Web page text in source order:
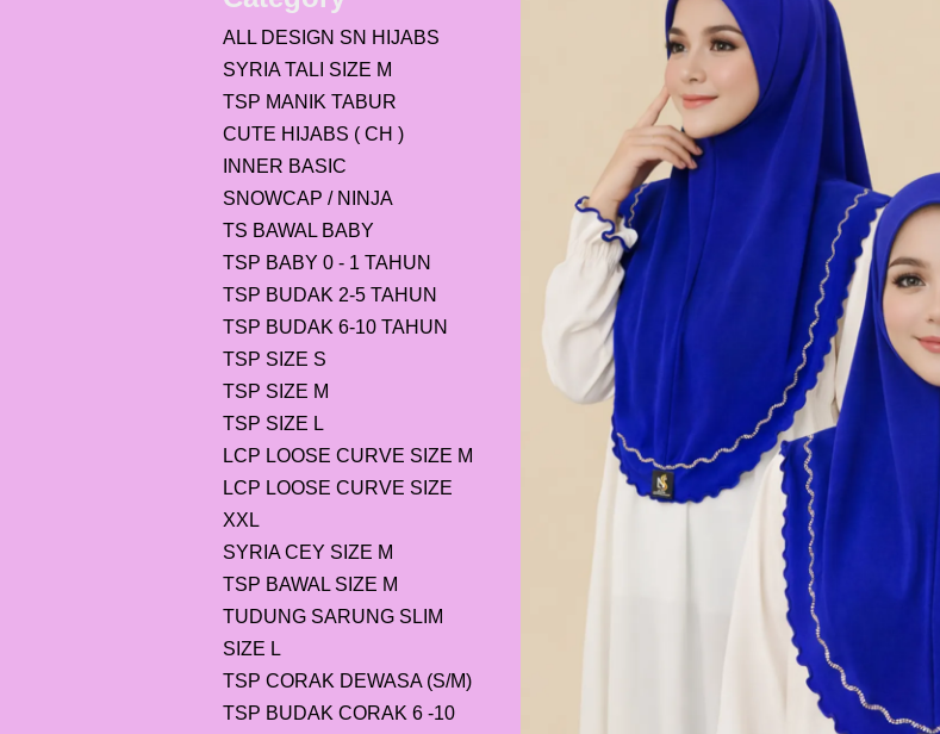
ALL DESIGN SN HIJABS
SYRIA TALI SIZE M
TSP MANIK TABUR
CUTE HIJABS ( CH )
INNER BASIC
SNOWCAP / NINJA
TS BAWAL BABY
TSP BABY 0 - 1 TAHUN
TSP BUDAK 2-5 TAHUN
TSP BUDAK 6-10 TAHUN
TSP SIZE S
TSP SIZE M
TSP SIZE L
LCP LOOSE CURVE SIZE M
LCP LOOSE CURVE SIZE
XXL
SYRIA CEY SIZE M
TSP BAWAL SIZE M
TUDUNG SARUNG SLIM
SIZE L
TSP CORAK DEWASA (S/M)
TSP BUDAK CORAK 6 -10